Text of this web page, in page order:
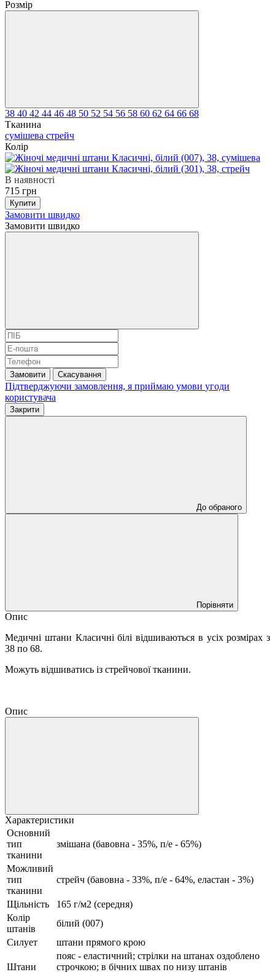
Розмір
38 40 42 44 46 48 50 52 54 56 58 60 62 64 66 68
Тканина
сумішева стрейч
Колір
В наявності
715 грн
Купити
Замовити швидко
Замовити швидко
Замовити Скасування
Підтверджуючи замовлення, я приймаю умови угоди
користувача
Закрити
До обраного
Порівняти
Опис
Медичні штани Класичні білі відшиваються в усіх розмірах з
38 по 68.
Можуть відшиватись із стрейчової тканини.
Опис
Характеристики
Основний
тип
тканини
змішана (бавовна - 35%, п/е - 65%)
Можливий
тип
тканини
стрейч (бавовна - 33%, п/е - 64%, еластан - 3%)
Щільність
165 г/м2 (середня)
Колір
штанів
білий (007)
Силует
штани прямого крою
Штани
пояс - еластичний; cтрілки на штанах оздоблено
строчкою; в бічних швах по низу штанів